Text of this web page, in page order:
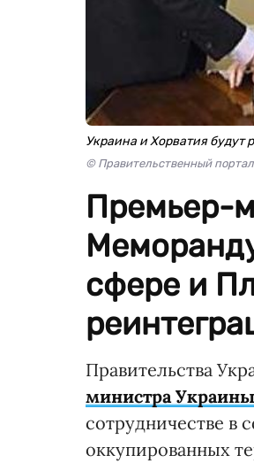
Украина и Хорватия будут
© Правительственный портал
Премьер-
сфере и
Правительства
министра
сотрудничестве в
оккупированных